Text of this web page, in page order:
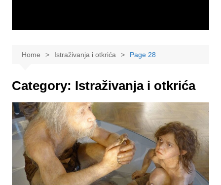
Home Istraživanja i otkrića Page 28
Category: Istraživanja i otkrića